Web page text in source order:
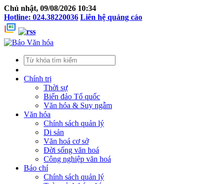
Chủ nhật, 09/08/2026 10:34
Hotline: 024.38220036 Liên hệ quảng cáo
Chính trị
Thời sự
Biển đảo Tổ quốc
Văn hóa & Suy ngẫm
Văn hóa
Chính sách quản lý
Di sản
Văn hoá cơ sở
Đời sống văn hoá
Công nghiệp văn hoá
Báo chí
Chính sách quản lý